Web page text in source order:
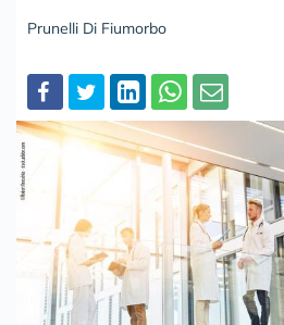
Prunelli Di Fiumorbo
Partager